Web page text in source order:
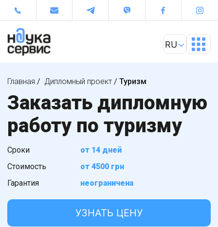
Главная / Дипломный проект / Туризм
Заказать дипломную
работу по туризму
Сроки
от 14 дней
Стоимость
от 4500 грн
Гарантия
неограничена
УЗНАТЬ ЦЕНУ